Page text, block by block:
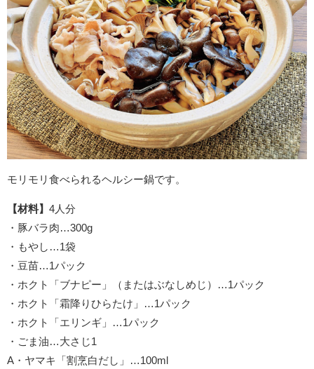
モリモリ食べられるヘルシー鍋です。
【材料】 4人分
・豚バラ肉…300g
・もやし…1袋
・豆苗…1パック
・ホクト「ブナピー」（またはぶなしめじ）…1パック
・ホクト「霜降りひらたけ」…1パック
・ホクト「エリンギ」…1パック
・ごま油…大さじ1
A・ヤマキ「割烹白だし」…100ml